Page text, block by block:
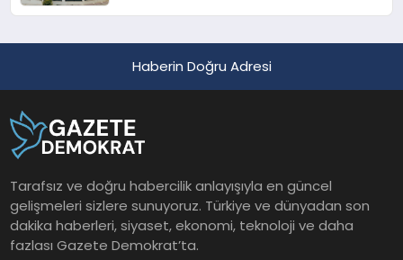
Haberin Doğru Adresi
Tarafsız ve doğru habercilik anlayışıyla en güncel
gelişmeleri sizlere sunuyoruz. Türkiye ve dünyadan son
dakika haberleri, siyaset, ekonomi, teknoloji ve daha
fazlası Gazete Demokrat’ta.